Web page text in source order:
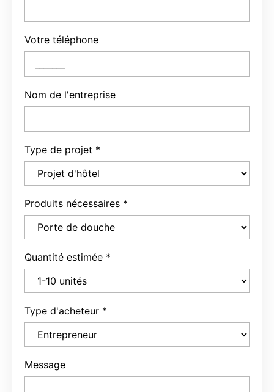
Votre téléphone
Nom de l'entreprise
Type de projet *
Produits nécessaires *
Quantité estimée *
Type d'acheteur *
Message